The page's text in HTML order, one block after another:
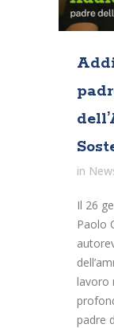
in
Il 26
Paolo
lavoro
padre